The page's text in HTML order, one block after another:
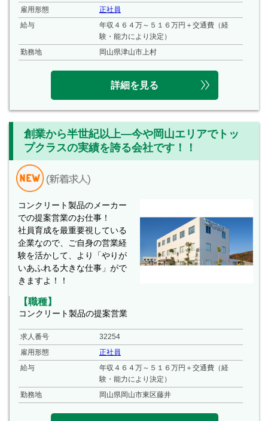
雇用形態
正社員
給与
年収４６４万～５１６万円＋交通費（経
験・能力により決定）
勤務地
岡山県津山市上村
詳細を見る
創業から半世紀以上―今や岡山エリアでトッ
プクラスの実績を誇る会社です！！
コンクリート製品のメーカー
での提案営業のお仕事！
社員育成を最重要視している
企業なので、ご自身の営業経
験を活かして、より「やりが
いあふれる大きな仕事」がで
きますよ！！
【職種】
コンクリート製品の提案営業
求人番号
32254
雇用形態
正社員
給与
年収４６４万～５１６万円＋交通費（経
験・能力により決定）
勤務地
岡山県岡山市東区藤井